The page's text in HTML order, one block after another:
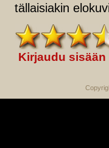
tällaisiakin
Kirjaudu sisään